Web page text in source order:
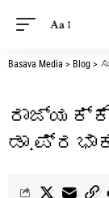
Aa
Basava Media > Blog >